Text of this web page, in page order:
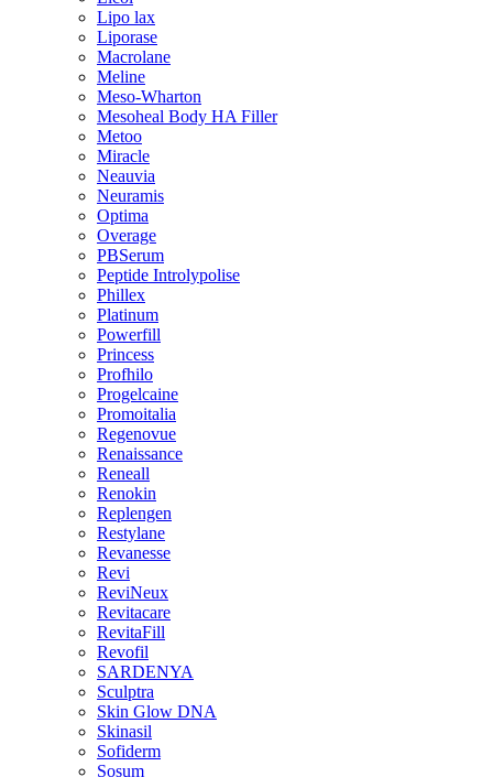
Lipo lax
Liporase
Macrolane
Meline
Meso-Wharton
Mesoheal Body HA Filler
Metoo
Miracle
Neauvia
Neuramis
Optima
Overage
PBSerum
Peptide Introlypolise
Phillex
Platinum
Powerfill
Princess
Profhilo
Progelcaine
Promoitalia
Regenovue
Renaissance
Reneall
Renokin
Replengen
Restylane
Revanesse
Revi
ReviNeux
Revitacare
RevitaFill
Revofil
SARDENYA
Sculptra
Skin Glow DNA
Skinasil
Sofiderm
Sosum